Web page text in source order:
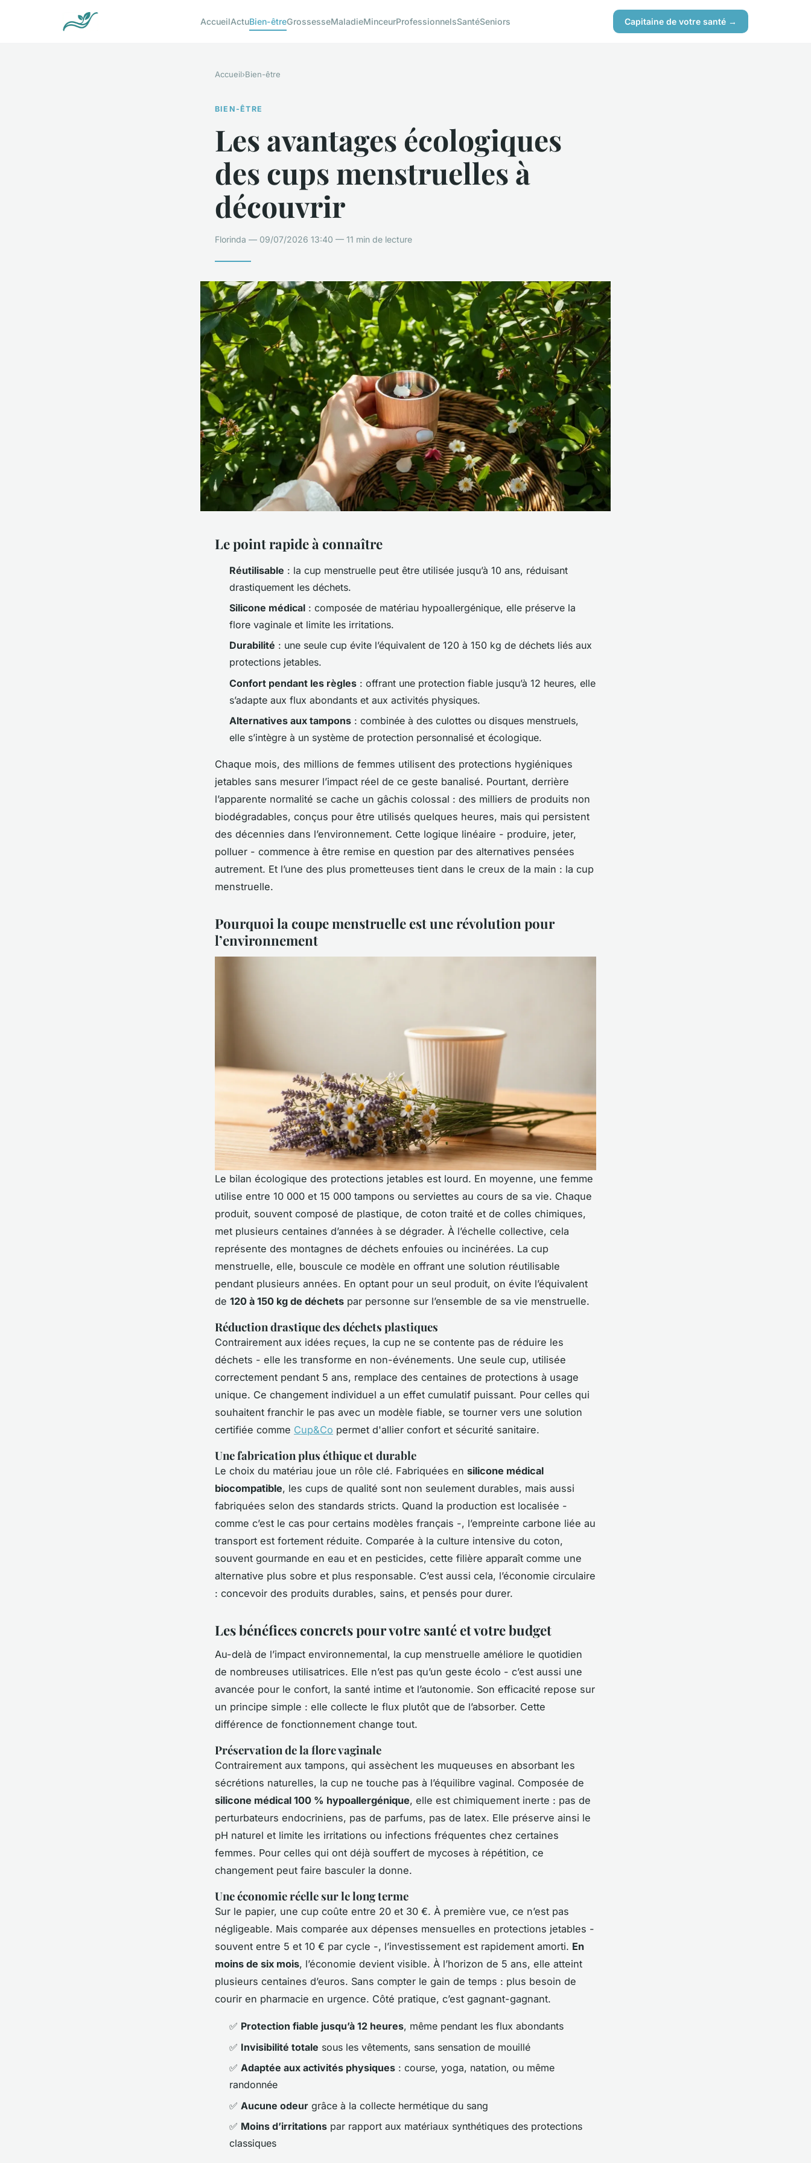
AccueilActuBien-êtreGrossesseMaladieMinceurProfessionnelsSantéSeniors Capitaine de votre santé →
Accueil›Bien-être
BIEN-ÊTRE
Les avantages écologiques
des cups menstruelles à
découvrir
Florinda — 09/07/2026 13:40 — 11 min de lecture
Le point rapide à connaître
Réutilisable : la cup menstruelle peut être utilisée jusqu’à 10 ans, réduisant
drastiquement les déchets.
Silicone médical : composée de matériau hypoallergénique, elle préserve la
flore vaginale et limite les irritations.
Durabilité : une seule cup évite l’équivalent de 120 à 150 kg de déchets liés aux
protections jetables.
Confort pendant les règles : offrant une protection fiable jusqu’à 12 heures, elle
s’adapte aux flux abondants et aux activités physiques.
Alternatives aux tampons : combinée à des culottes ou disques menstruels,
elle s’intègre à un système de protection personnalisé et écologique.
Chaque mois, des millions de femmes utilisent des protections hygiéniques
jetables sans mesurer l’impact réel de ce geste banalisé. Pourtant, derrière
l’apparente normalité se cache un gâchis colossal : des milliers de produits non
biodégradables, conçus pour être utilisés quelques heures, mais qui persistent
des décennies dans l’environnement. Cette logique linéaire - produire, jeter,
polluer - commence à être remise en question par des alternatives pensées
autrement. Et l’une des plus prometteuses tient dans le creux de la main : la cup
menstruelle.
Pourquoi la coupe menstruelle est une révolution pour
l’environnement
Le bilan écologique des protections jetables est lourd. En moyenne, une femme
utilise entre 10 000 et 15 000 tampons ou serviettes au cours de sa vie. Chaque
produit, souvent composé de plastique, de coton traité et de colles chimiques,
met plusieurs centaines d’années à se dégrader. À l’échelle collective, cela
représente des montagnes de déchets enfouies ou incinérées. La cup
menstruelle, elle, bouscule ce modèle en offrant une solution réutilisable
pendant plusieurs années. En optant pour un seul produit, on évite l’équivalent
de 120 à 150 kg de déchets par personne sur l’ensemble de sa vie menstruelle.
Réduction drastique des déchets plastiques
Contrairement aux idées reçues, la cup ne se contente pas de réduire les
déchets - elle les transforme en non-événements. Une seule cup, utilisée
correctement pendant 5 ans, remplace des centaines de protections à usage
unique. Ce changement individuel a un effet cumulatif puissant. Pour celles qui
souhaitent franchir le pas avec un modèle fiable, se tourner vers une solution
certifiée comme Cup&Co permet d'allier confort et sécurité sanitaire.
Une fabrication plus éthique et durable
Le choix du matériau joue un rôle clé. Fabriquées en silicone médical
biocompatible, les cups de qualité sont non seulement durables, mais aussi
fabriquées selon des standards stricts. Quand la production est localisée -
comme c’est le cas pour certains modèles français -, l’empreinte carbone liée au
transport est fortement réduite. Comparée à la culture intensive du coton,
souvent gourmande en eau et en pesticides, cette filière apparaît comme une
alternative plus sobre et plus responsable. C’est aussi cela, l’économie circulaire
: concevoir des produits durables, sains, et pensés pour durer.
Les bénéfices concrets pour votre santé et votre budget
Au-delà de l’impact environnemental, la cup menstruelle améliore le quotidien
de nombreuses utilisatrices. Elle n’est pas qu’un geste écolo - c’est aussi une
avancée pour le confort, la santé intime et l’autonomie. Son efficacité repose sur
un principe simple : elle collecte le flux plutôt que de l’absorber. Cette
différence de fonctionnement change tout.
Préservation de la flore vaginale
Contrairement aux tampons, qui assèchent les muqueuses en absorbant les
sécrétions naturelles, la cup ne touche pas à l’équilibre vaginal. Composée de
silicone médical 100 % hypoallergénique, elle est chimiquement inerte : pas de
perturbateurs endocriniens, pas de parfums, pas de latex. Elle préserve ainsi le
pH naturel et limite les irritations ou infections fréquentes chez certaines
femmes. Pour celles qui ont déjà souffert de mycoses à répétition, ce
changement peut faire basculer la donne.
Une économie réelle sur le long terme
Sur le papier, une cup coûte entre 20 et 30 €. À première vue, ce n’est pas
négligeable. Mais comparée aux dépenses mensuelles en protections jetables -
souvent entre 5 et 10 € par cycle -, l’investissement est rapidement amorti. En
moins de six mois, l’économie devient visible. À l’horizon de 5 ans, elle atteint
plusieurs centaines d’euros. Sans compter le gain de temps : plus besoin de
courir en pharmacie en urgence. Côté pratique, c’est gagnant-gagnant.
✅ Protection fiable jusqu’à 12 heures, même pendant les flux abondants
✅ Invisibilité totale sous les vêtements, sans sensation de mouillé
✅ Adaptée aux activités physiques : course, yoga, natation, ou même
randonnée
✅ Aucune odeur grâce à la collecte hermétique du sang
✅ Moins d’irritations par rapport aux matériaux synthétiques des protections
classiques